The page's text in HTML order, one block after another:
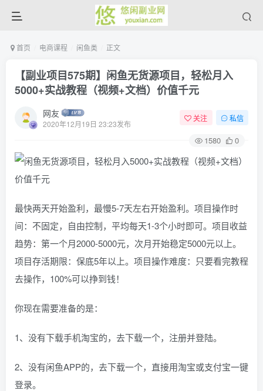
首页 电商课程 闲鱼类 正文
【副业项目575期】闲鱼无货源项目，轻松月入
5000+实战教程（视频+文档）价值千元
网友
2020年12月19日 23:23发布
关注 私信
1580 0
最快两天开始盈利，最慢5-7天左右开始盈利。项目操作时
间：不固定，自由控制，平均每天1-3个小时即可。项目收益
趋势：第一个月2000-5000元，次月开始稳定5000元以上。
项目存活期限：保底5年以上。项目操作难度：只要看完教程
去操作，100%可以挣到钱！
你现在需要准备的是：
1、没有下载手机淘宝的，去下载一个，注册并登陆。
2、没有闲鱼APP的，去下载一个，直接用淘宝或支付宝一键
登录。